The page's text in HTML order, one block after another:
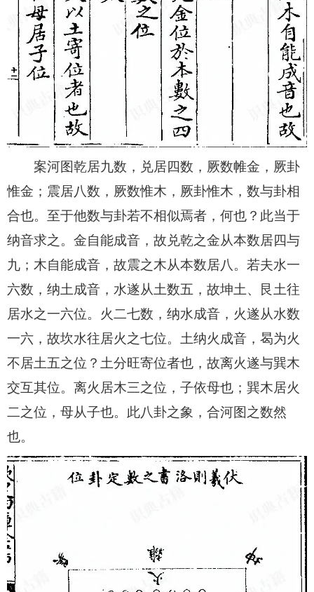
案河图乾居九数，兑居四数，厥数帷金，厥卦
惟金；震居八数，厥数惟木，厥卦惟木，数与卦相
合也。至于他数与卦若不相似焉者，何也？此当于
纳音求之。金自能成音，故兑乾之金从本数居四与
九；木自能成音，故震之木从本数居八。若夫水一
六数，纳土成音，水遂从土数五，故坤土、艮土往
居水之一六位。火二七数，纳水成音，火遂从水数
一六，故坎水往居火之七位。土纳火成音，曷为火
不居土五之位？土分旺寄位者也，故离火遂与巽木
交互其位。离火居木三之位，子依母也；巽木居火
二之位，母从子也。此八卦之象，合河图之数然
也。